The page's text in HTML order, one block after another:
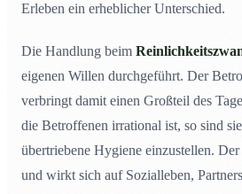
Erleben ein erheblicher Unterschied.
Die Handlung beim
eigenen Willen durchgeführt. Der
verbringt damit einen Großteil des
die Betroffenen irrational ist, so sind
übertriebene Hygiene einzustellen.
und wirkt sich auf Sozialleben,